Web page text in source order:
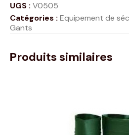
UGS : V0505
Catégories : Equipement de
Gants
Produits similaires